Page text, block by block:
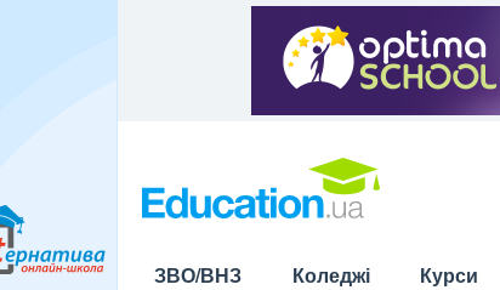
ЗВО/ВНЗ Коледжі Курси